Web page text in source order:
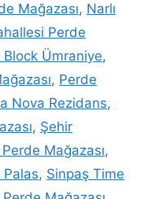
Mağazası, Narlı
Perde
Block Ümraniye,
, Perde
Nova Rezidans,
, Şehir
Mağazası,
Palas, Sinpaş Time